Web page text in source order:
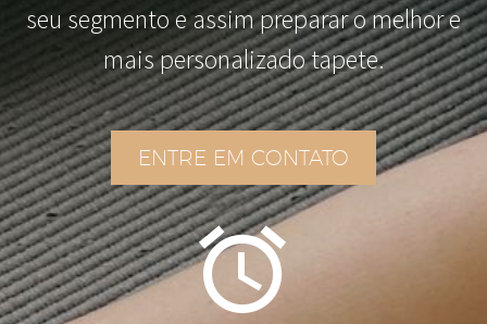
seu segmento e assim preparar o melhor e
mais personalizado tapete.
ENTRE EM CONTATO

